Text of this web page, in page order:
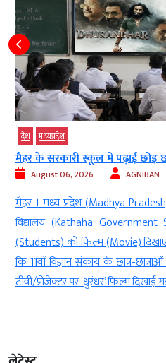
देश मध्‍यप्रदेश
मैहर के सरकारी स्कूल में पढ़ाई छोड़
August 06, 2026 AGNIBAN
मैहर । मध्य प्रदेश (Madhya
विद्यालय (Kathaha Government
(Students) को फिल्म (Movie)
कि 11वीं विज्ञान संकाय के छात्र-
टीवी/प्रोजेक्टर पर ‘धुरंधर’ फिल्म दिखाई